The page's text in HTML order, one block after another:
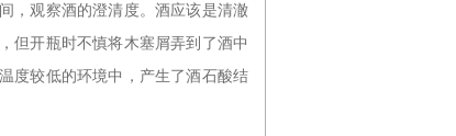
，观察酒的澄清度。酒应该是清澈
但开瓶时不慎将木塞屑弄到了酒中
度较低的环境中，产生了酒石酸结